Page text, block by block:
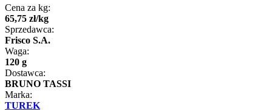
Cena za kg:
65,75 zł/kg
Sprzedawca:
Frisco S.A.
Waga:
120 g
Dostawca:
BRUNO TASSI
Marka:
TUREK